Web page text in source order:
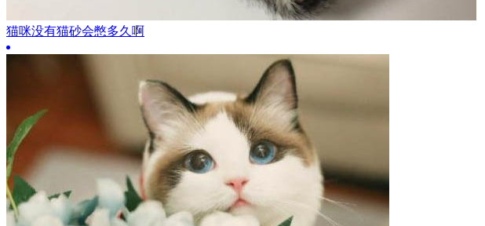
猫咪没有猫砂会憋多久啊